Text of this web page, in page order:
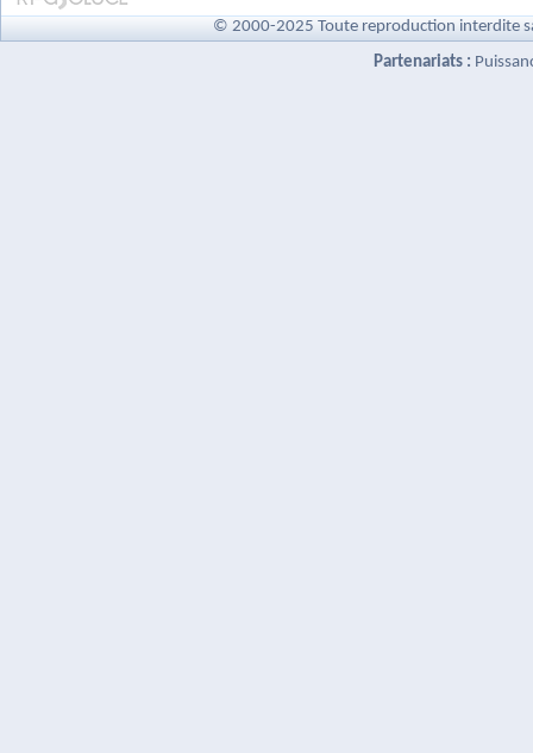
© 2000-2025 Toute reproduction interdite
Partenariats :